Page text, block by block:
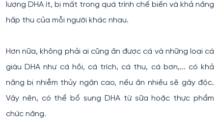
lượng DHA ít, bị mất trong quá trình chế biến và khả năng
hấp thu của mỗi người khác nhau.
Hơn nữa, không phải ai cũng ăn được cá và những loại cá
giàu DHA như cá hồi, cá trích, cá thu, cá bơn,... có khả
năng bị nhiễm thủy ngân cao, nếu ăn nhiều sẽ gây độc.
Vậy nên, có thể bổ sung DHA từ sữa hoặc thực phẩm
chức năng.